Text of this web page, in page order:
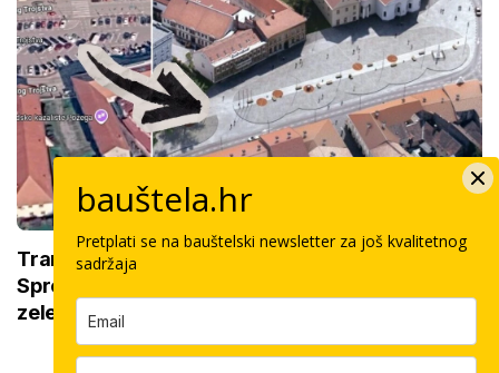
Transformacija trga zagušenog automobilima:
Spremaju se radovi od 7 milijuna, nekima fali
zelenila
bauštela.hr
Pretplati se na bauštelski newsletter za još kvalitetnog
sadržaja